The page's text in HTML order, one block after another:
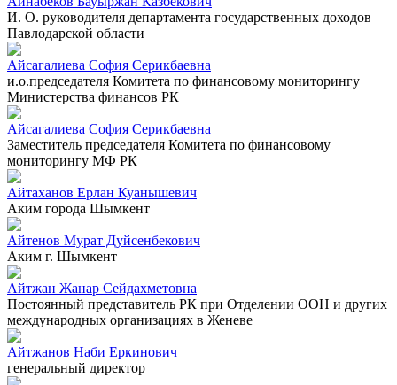
И. О. руководителя департамента государственных доходов
Павлодарской области
Айсагалиева София Серикбаевна
и.о.председателя Комитета по финансовому мониторингу
Министерства финансов РК
Айсагалиева София Серикбаевна
Заместитель председателя Комитета по финансовому
мониторингу МФ РК
Айтаханов Ерлан Куанышевич
Аким города Шымкент
Айтенов Мурат Дуйсенбекович
Аким г. Шымкент
Айтжан Жанар Сейдахметовна
Постоянный представитель РК при Отделении ООН и других
международных организациях в Женеве
Айтжанов Наби Еркинович
генеральный директор